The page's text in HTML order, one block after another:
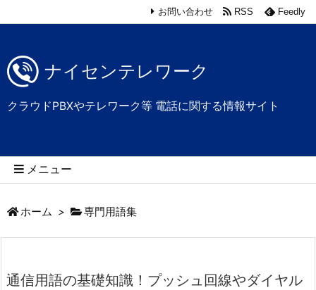
ナイセンテレワーク
クラウドPBXやテレワーク等 電話に関する情報サイト
メニュー
お問い合わせ RSS Feedly
ホーム > 専門用語集
通信用語の基礎知識！プッシュ回線やダイヤル